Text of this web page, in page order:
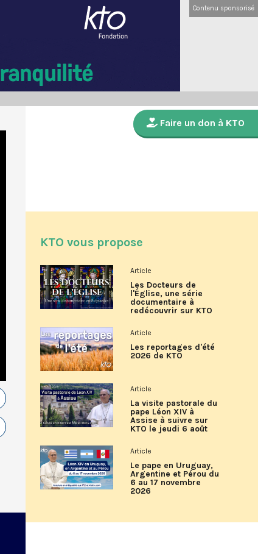
Contenu sponsorisé
Faire un don à KTO
KTO vous propose
Article
Les Docteurs de
l'Église, une série
documentaire à
redécouvrir sur KTO
Article
Les reportages d'été
2026 de KTO
Article
La visite pastorale du
pape Léon XIV à
Assise à suivre sur
KTO le jeudi 6 août
Article
Le pape en Uruguay,
Argentine et Pérou du
6 au 17 novembre
2026